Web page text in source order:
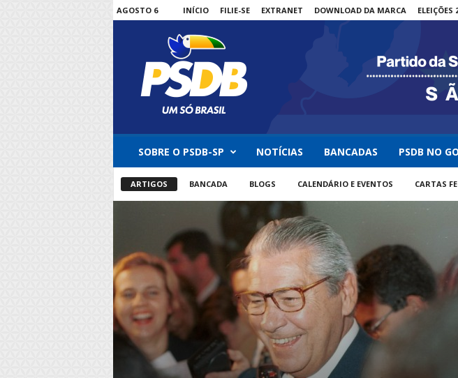
AGOSTO 6 INÍCIO FILIE-SE EXTRANET DOWNLOAD DA MARCA ELEIÇÕES
D
-
SOBRE O PSDB-SP NOTÍCIAS BANCADAS PSDB NO
ARTIGOS BANCADA BLOGS CALENDÁRIO E EVENTOS CARTAS